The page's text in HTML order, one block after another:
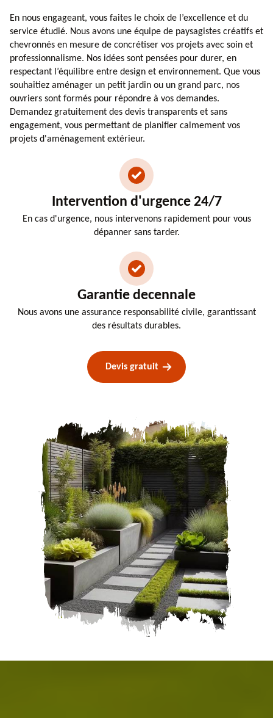
En nous engageant, vous faites le choix de l’excellence et du
service étudié. Nous avons une équipe de paysagistes créatifs et
chevronnés en mesure de concrétiser vos projets avec soin et
professionnalisme. Nos idées sont pensées pour durer, en
respectant l’équilibre entre design et environnement. Que vous
souhaitiez aménager un petit jardin ou un grand parc, nos
ouvriers sont formés pour répondre à vos demandes.
Demandez gratuitement des devis transparents et sans
engagement, vous permettant de planifier calmement vos
projets d'aménagement extérieur.
Intervention d'urgence 24/7
En cas d'urgence, nous intervenons rapidement pour vous
dépanner sans tarder.
Garantie decennale
Nous avons une assurance responsabilité civile, garantissant
des résultats durables.
Devis gratuit